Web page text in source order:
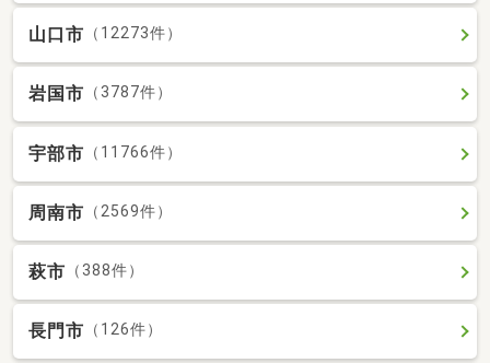
山口市 （12273件）
岩国市 （3787件）
宇部市 （11766件）
周南市 （2569件）
萩市 （388件）
長門市 （126件）